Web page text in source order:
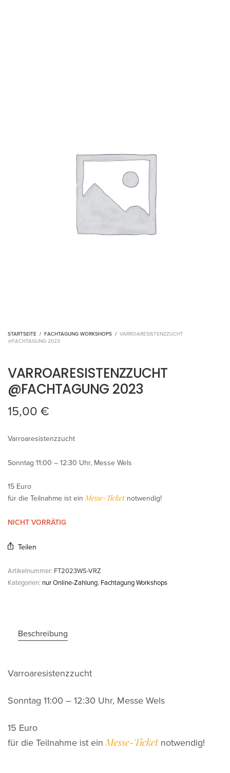
STARTSEITE / FACHTAGUNG WORKSHOPS / VARROARESISTENZZUCHT
@FACHTAGUNG 2023
VARROARESISTENZZUCHT
@FACHTAGUNG 2023
15,00€
Varroaresistenzzucht
Sonntag 11:00 – 12:30 Uhr, Messe Wels
15 Euro
für die Teilnahme ist einMesse-Ticket notwendig!
NICHT VORRÄTIG
Teilen
Artikelnummer: FT2023WS-VRZ
Kategorien: nur Online-Zahlung, Fachtagung Workshops
Beschreibung
Varroaresistenzzucht
Sonntag 11:00 – 12:30 Uhr, Messe Wels
15 Euro
für die Teilnahme ist einMesse-Ticketnotwendig!